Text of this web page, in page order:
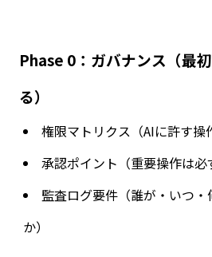
Phase 0 ：ガバナンス（最
る）
権限マトリクス（AIに許す操
承認ポイント（重要操作は必
監査ログ要件（誰が・いつ
か）